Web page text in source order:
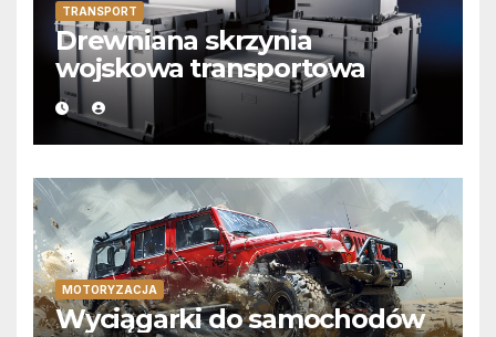
TRANSPORT
Drewniana skrzynia
wojskowa transportowa
MOTORYZACJA
Wyciągarki do samochodów